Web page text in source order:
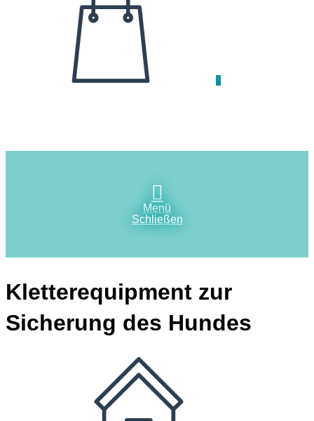
0
Menü
Schließen
Kletterequipment zur
Sicherung des Hundes